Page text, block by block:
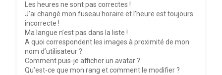
Les heures ne sont pas correctes !
J’ai changé mon fuseau horaire et l’heure est toujours
incorrecte !
Ma langue n’est pas dans la liste !
A quoi correspondent les images à proximité de mon
nom d’utilisateur ?
Comment puis-je afficher un avatar ?
Qu’est-ce que mon rang et comment le modifier ?